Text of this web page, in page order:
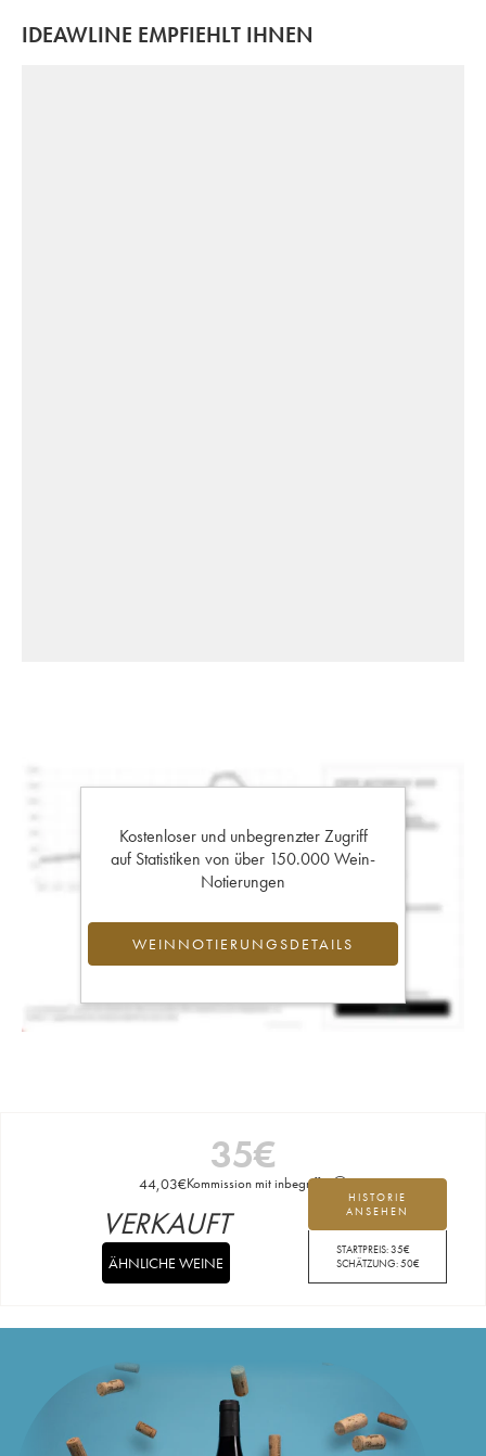
IDEAWLINE EMPFIEHLT IHNEN
Kostenloser und unbegrenzter Zugriff
auf Statistiken von über 150.000 Wein-
Notierungen
WEINNOTIERUNGSDETAILS
35€
44,03€Kommission mit inbegriffen
HISTORIE
ANSEHEN
STARTPREIS:35€
SCHÄTZUNG:50€
VERKAUFT
ÄHNLICHE WEINE